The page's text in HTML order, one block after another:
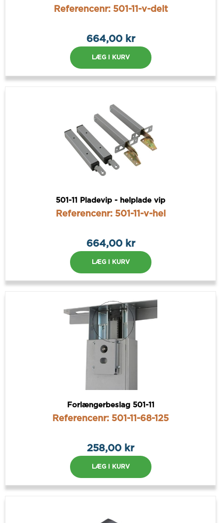
Referencenr: 501-11-v-delt
664,00 kr
LÆG I KURV
501-11 Pladevip - helplade vip
Referencenr: 501-11-v-hel
664,00 kr
LÆG I KURV
Forlængerbeslag 501-11
Referencenr: 501-11-68-125
258,00 kr
LÆG I KURV